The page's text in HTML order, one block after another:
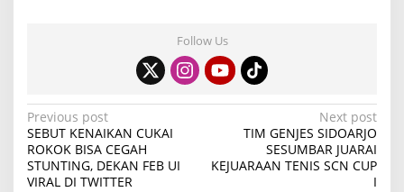
Follow Us
P
o
s
Previous post
SEBUT KENAIKAN CUKAI
ROKOK BISA CEGAH
STUNTING, DEKAN FEB UI
VIRAL DI TWITTER
Next post
TIM GENJES SIDOARJO
SESUMBAR JUARAI
KEJUARAAN TENIS SCN CUP
I